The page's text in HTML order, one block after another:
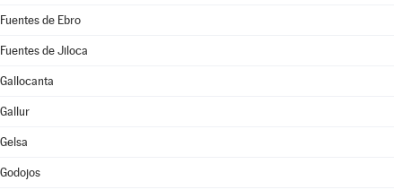
Fuentes de Ebro
Fuentes de Jiloca
Gallocanta
Gallur
Gelsa
Godojos